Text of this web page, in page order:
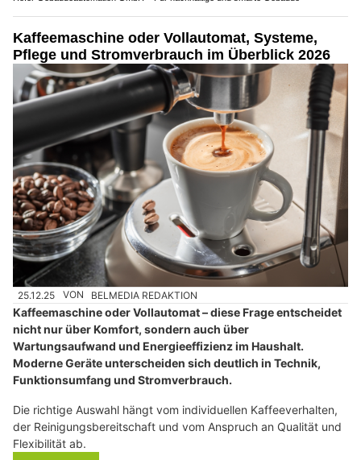
Kaffeemaschine oder Vollautomat, Systeme,
Pflege und Stromverbrauch im Überblick 2026
25.12.25 VON BELMEDIA REDAKTION
Kaffeemaschine oder Vollautomat – diese Frage entscheidet
nicht nur über Komfort, sondern auch über
Wartungsaufwand und Energieeffizienz im Haushalt.
Moderne Geräte unterscheiden sich deutlich in Technik,
Funktionsumfang und Stromverbrauch.
Die richtige Auswahl hängt vom individuellen Kaffeeverhalten,
der Reinigungsbereitschaft und vom Anspruch an Qualität und
Flexibilität ab.